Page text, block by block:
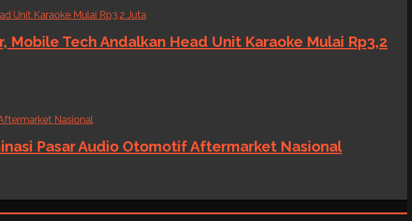
Mobile Tech Andalkan Head Unit Karaoke Mulai Rp3,2
Pasar Audio Otomotif Aftermarket Nasional